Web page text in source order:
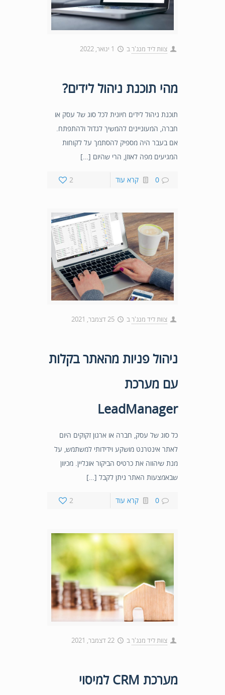
צוות ליד מנג'רב 1 ינואר, 2022
מהי תוכנת ניהול לידים?
תוכנת ניהול לידים חיונית לכל סוג של עסק או
חברה, המעוניינים להמשיך לגדול ולהתפתח.
אם בעבר היה מספיק להסתמך על לקוחות
המגיעים מפה לאוזן, הרי שהיום […]
2 0 קרא עוד
צוות ליד מנג'רב 25 דצמבר, 2021
ניהול פניות מהאתר בקלות
עם מערכת
LeadManager
כל סוג של עסק, חברה או ארגון זקוקים היום
לאתר אינטרנט מושקע וידידותי למשתמש, על
מנת שיהווה את כרטיס הביקור אונליין. מכיוון
שבאמצעות האתר ניתן לקבל […]
2 0 קרא עוד
צוות ליד מנג'רב 22 דצמבר, 2021
מערכת CRM למיסוי